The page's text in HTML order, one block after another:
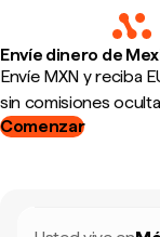
Envíe dinero de
Envíe MXN y reciba
sin comisiones
Comenzar